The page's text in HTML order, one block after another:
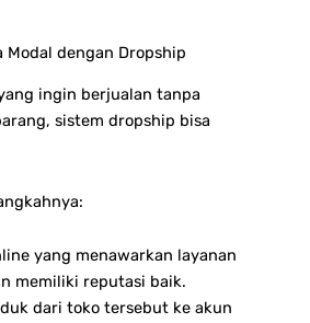
Modal dengan Dropship
ingin berjualan tanpa
sistem dropship bisa
yang menawarkan layanan
memiliki reputasi baik.
dari toko tersebut ke akun